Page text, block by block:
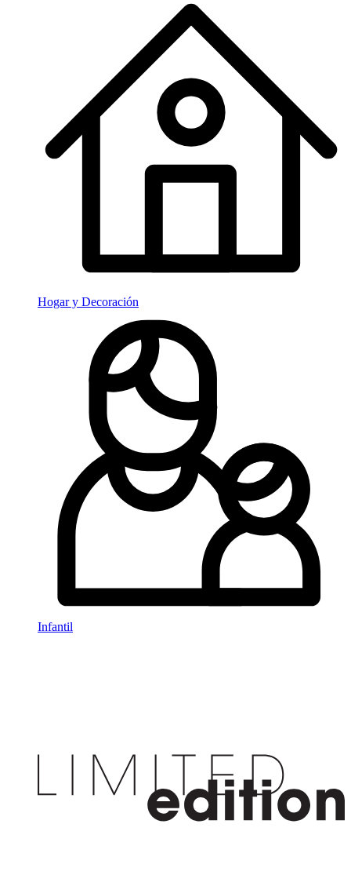
Hogar y Decoración
Infantil